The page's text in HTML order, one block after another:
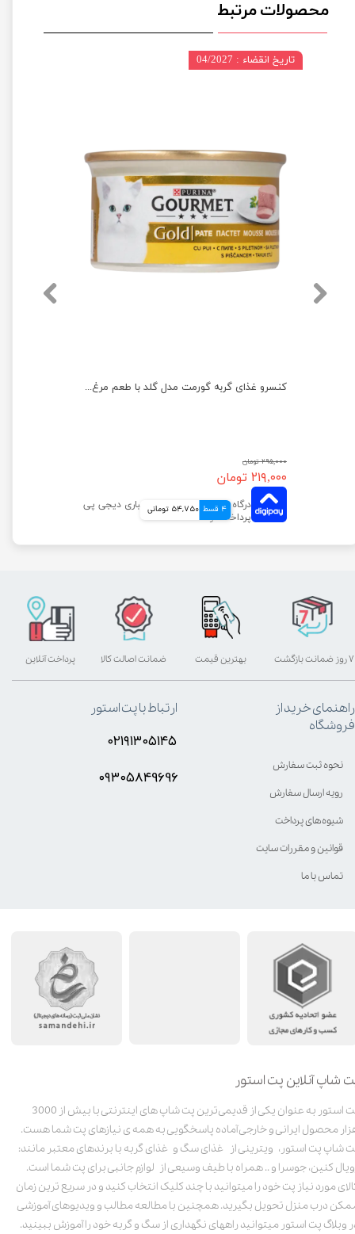
محصولات مرتبط
کنسرو غذای گربه گورمت مدل گلد با طعم مرغ وزن ۸۵ گرم
۲۹۵,۰۰۰ تومان
۲۱۹,۰۰۰ تومان
4 قسط 54,750 تومانی
تاریخ انقضاء : 04/2027
شاپ آنلاین پت استور
پت استور به عنوان یکی از قدیمی‌ترین پت شاپ های اینترنتی با بیش از 3000
محصول ایرانی و خارجی آماده پاسخگویی به همه ی نیازهای پت شما هست.
شاپ پت استور، ویترینی از غذای سگ و غذای گربه با برندهای معتبر مانند:
کنین، جوسرا و .. همراه با طیف وسیعی از لوازم جانبی برای پت شما است.
مورد نیاز پت خود را میتوانید با چند کلیک انتخاب کنید و در سریع ترین زمان
درب منزل تحویل بگیرید. همچنین با مطالعه مطالب و ویدیوهای آموزشی
وبلاگ پت استور میتوانید راههای نگهداری از سگ و گربه خود را آموزش ببینید.
بهترین قیمت پرداخت آنلاین ۷ روز ضمانت بازگشت ضمانت اصالت کالا
راهنمای خرید از
فروشگاه
نحوه ثبت سفارش
رویه ارسال سفارش
شیوه‌های پرداخت
قوانین و مقررات سایت
تماس با ما
ارتباط با پت استور
۰۲۱۹۱۳۰۵۱۴۵
۰۹۳۰۵8۴9696